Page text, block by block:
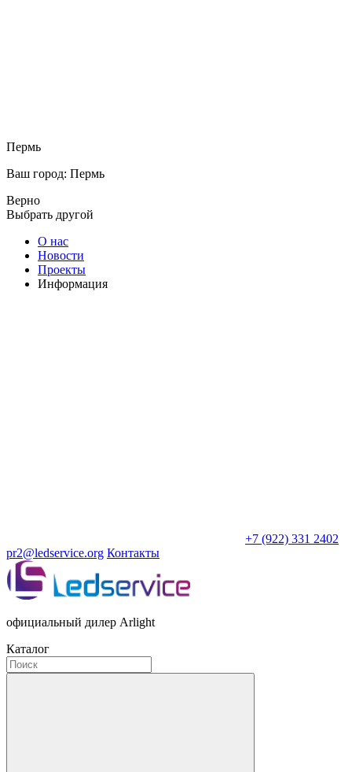
Пермь
Ваш город: Пермь
Верно
Выбрать другой
О нас
Новости
Проекты
Информация
+7 (922) 331 2402
pr2@ledservice.org Контакты
официальный дилер Arlight
Каталог